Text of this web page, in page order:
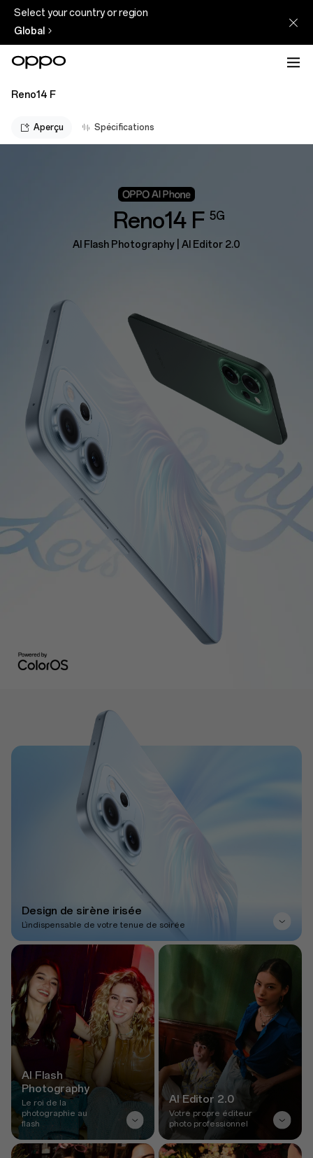
Select your country or region
Global
Reno14 F
Aperçu Spécifications
Reno14 F 5G
AI Flash Photography | Al Editor 2.0
Design de sirène irisée
L’indispensable de votre tenue de soirée
AI Flash
Photography
Le roi de la
photographie au
flash
AI Editor 2.0
Votre propre éditeur
photo professionnel